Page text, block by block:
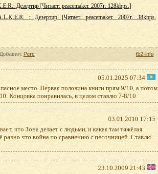
Дезертир [Читает: peacemaker. 2007г. 128kbps.]
: Дезертир [Читает: peacemaker. 2007г. 38kbps.
Perc fb2-info
05.01.2025 07:34
место. Первая половина книги прям 9/10, а потом
Концовка понравилась, в целом ставлю 7-8/10
03.01.2010 17:15
что Зона делает с людьми, и какая там тяжёлая
равно что война по сравнению с песочницей. Ставлю
23.10.2009 21:43